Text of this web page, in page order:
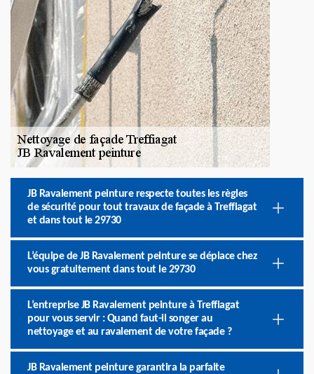
JB Ravalement peinture respecte toutes les règles
de sécurité pour tout travaux de façade à Treffiagat
et dans tout le 29730
L’équipe de JB Ravalement peinture se déplace chez
vous gratuitement dans tout le 29730
L’entreprise JB Ravalement peinture à Treffiagat
pour vous servir : Quand faut-il songer au
nettoyage et au ravalement de votre façade ?
JB Ravalement peinture garantira la parfaite